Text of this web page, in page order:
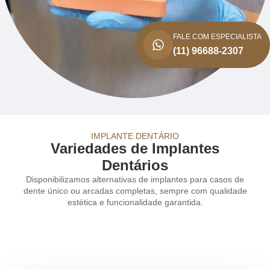
FALE COM ESPECIALISTA
(11) 96688-2307
IMPLANTE DENTÁRIO
Variedades de Implantes
Dentários
Disponibilizamos alternativas de implantes para casos de
dente único ou arcadas completas, sempre com qualidade
estética e funcionalidade garantida.